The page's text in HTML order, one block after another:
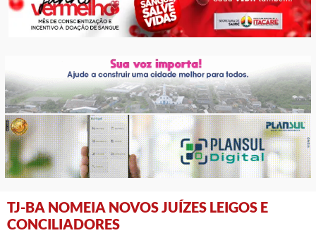
TJ-BA NOMEIA NOVOS JUÍZES LEIGOS E
CONCILIADORES